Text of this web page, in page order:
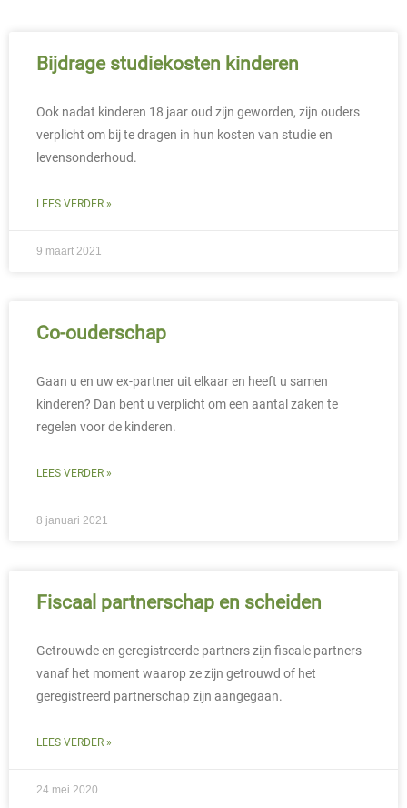
Bijdrage studiekosten kinderen
Ook nadat kinderen 18 jaar oud zijn geworden, zijn ouders
verplicht om bij te dragen in hun kosten van studie en
levensonderhoud.
LEES VERDER »
9 maart 2021
Co-ouderschap
Gaan u en uw ex-partner uit elkaar en heeft u samen
kinderen? Dan bent u verplicht om een aantal zaken te
regelen voor de kinderen.
LEES VERDER »
8 januari 2021
Fiscaal partnerschap en scheiden
Getrouwde en geregistreerde partners zijn fiscale partners
vanaf het moment waarop ze zijn getrouwd of het
geregistreerd partnerschap zijn aangegaan.
LEES VERDER »
24 mei 2020